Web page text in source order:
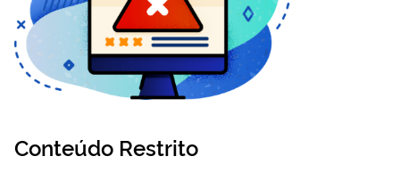
Conteúdo Restrito